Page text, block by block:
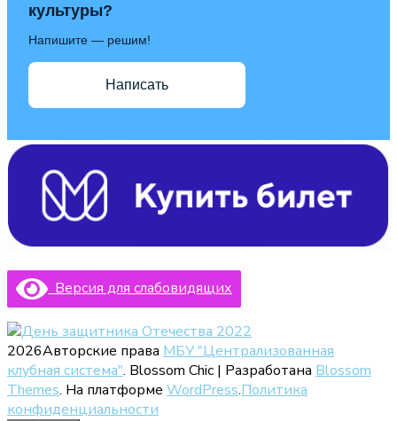
культуры?
Напишите — решим!
Написать
Версия для слабовидящих
2026Авторские права МБУ "Централизованная
клубная система". Blossom Chic | Разработана Blossom
Themes. На платформе WordPress.Политика
конфиденциальности